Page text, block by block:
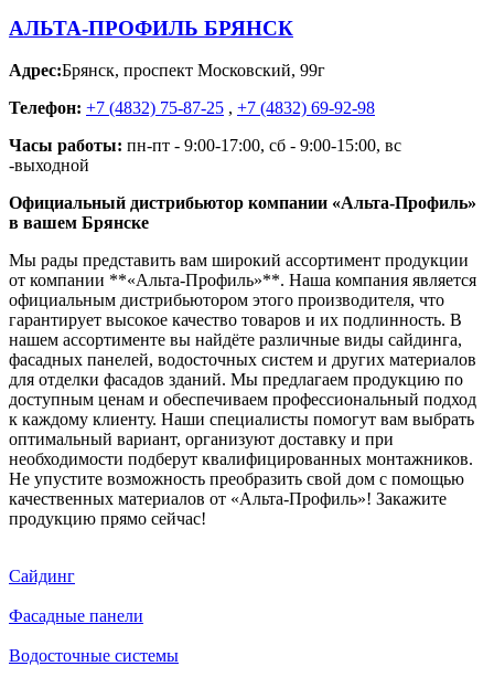
АЛЬТА-ПРОФИЛЬ БРЯНСК
Адрес:Брянск, проспект Московский, 99г
Телефон: +7 (4832) 75-87-25 , +7 (4832) 69-92-98
Часы работы: пн-пт - 9:00-17:00, сб - 9:00-15:00, вс
-выходной
Официальный дистрибьютор компании «Альта-Профиль»
в вашем Брянске
Мы рады представить вам широкий ассортимент продукции
от компании **«Альта-Профиль»**. Наша компания является
официальным дистрибьютором этого производителя, что
гарантирует высокое качество товаров и их подлинность. В
нашем ассортименте вы найдёте различные виды сайдинга,
фасадных панелей, водосточных систем и других материалов
для отделки фасадов зданий. Мы предлагаем продукцию по
доступным ценам и обеспечиваем профессиональный подход
к каждому клиенту. Наши специалисты помогут вам выбрать
оптимальный вариант, организуют доставку и при
необходимости подберут квалифицированных монтажников.
Не упустите возможность преобразить свой дом с помощью
качественных материалов от «Альта-Профиль»! Закажите
продукцию прямо сейчас!
Сайдинг
Фасадные панели
Водосточные системы